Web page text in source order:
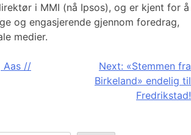
i MMI (nå Ipsos), og er kjent for å
og engasjerende gjennom foredrag,
medier.
Aas //
Next: «Stemmen fra
Birkeland» endelig til
Fredrikstad!